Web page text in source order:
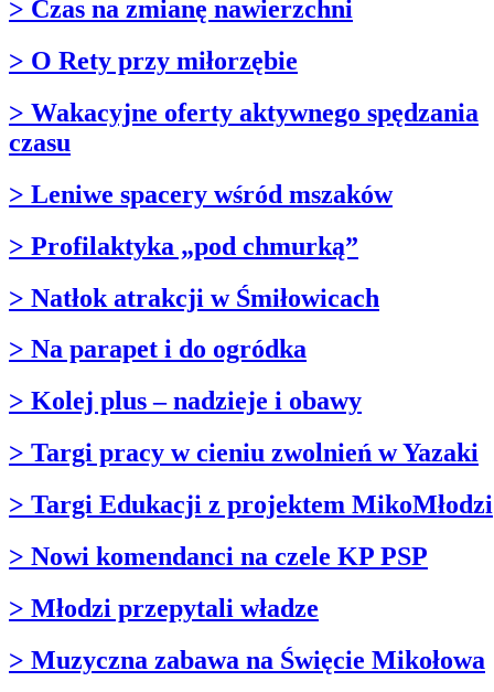
> Czas na zmianę nawierzchni
> O Rety przy miłorzębie
> Wakacyjne oferty aktywnego spędzania
czasu
> Leniwe spacery wśród mszaków
> Profilaktyka „pod chmurką”
> Natłok atrakcji w Śmiłowicach
> Na parapet i do ogródka
> Kolej plus – nadzieje i obawy
> Targi pracy w cieniu zwolnień w Yazaki
> Targi Edukacji z projektem MikoMłodzi
> Nowi komendanci na czele KP PSP
> Młodzi przepytali władze
> Muzyczna zabawa na Święcie Mikołowa